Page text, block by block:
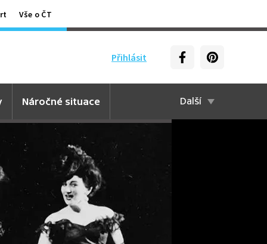
Vše o ČT
Přihlásit
Náročné situace Další